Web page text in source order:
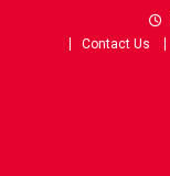
Contact Us